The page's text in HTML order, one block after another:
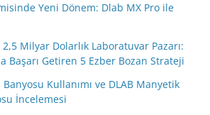
Yeni Dönem: Dlab MX Pro ile
2,5 Milyar Dolarlık Laboratuvar Pazarı:
Başarı Getiren 5 Ezber Bozan Strateji
Kullanımı ve DLAB Manyetik
İncelemesi